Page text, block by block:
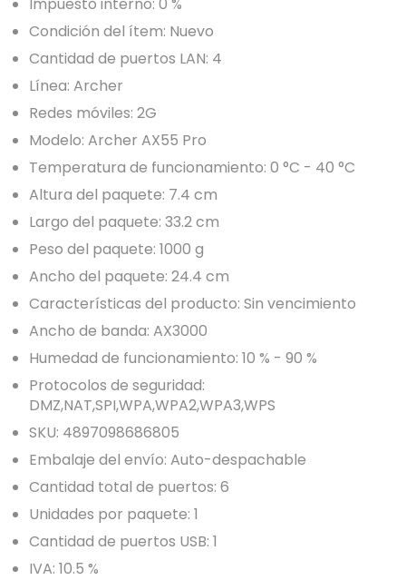
Condición del ítem: Nuevo
Cantidad de puertos LAN: 4
Línea: Archer
Redes móviles: 2G
Modelo: Archer AX55 Pro
Temperatura de funcionamiento: 0 °C - 40 °C
Altura del paquete: 7.4 cm
Largo del paquete: 33.2 cm
Peso del paquete: 1000 g
Ancho del paquete: 24.4 cm
Características del producto: Sin vencimiento
Ancho de banda: AX3000
Humedad de funcionamiento: 10 % - 90 %
Protocolos de seguridad:
DMZ,NAT,SPI,WPA,WPA2,WPA3,WPS
SKU: 4897098686805
Embalaje del envío: Auto-despachable
Cantidad total de puertos: 6
Unidades por paquete: 1
Cantidad de puertos USB: 1
IVA: 10.5 %